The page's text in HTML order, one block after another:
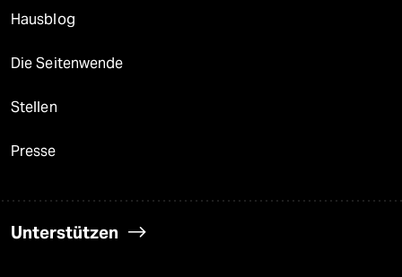
Hausblog
Die Seitenwende
Stellen
Presse
Unterstützen